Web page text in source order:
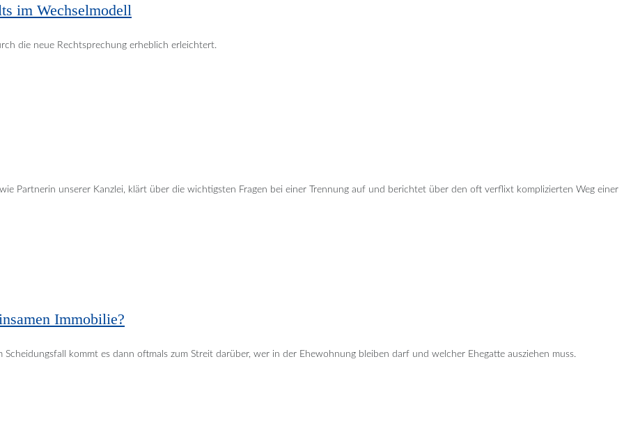
im Wechselmodell
die neue Rechtsprechung erheblich erleichtert.
Partnerin unserer Kanzlei, klärt über die wichtigsten Fragen bei einer Trennung auf und berichtet über den oft verflixt komplizierten Weg einer
Immobilie?
kommt es dann oftmals zum Streit darüber, wer in der Ehewohnung bleiben darf und welcher Ehegatte ausziehen muss.